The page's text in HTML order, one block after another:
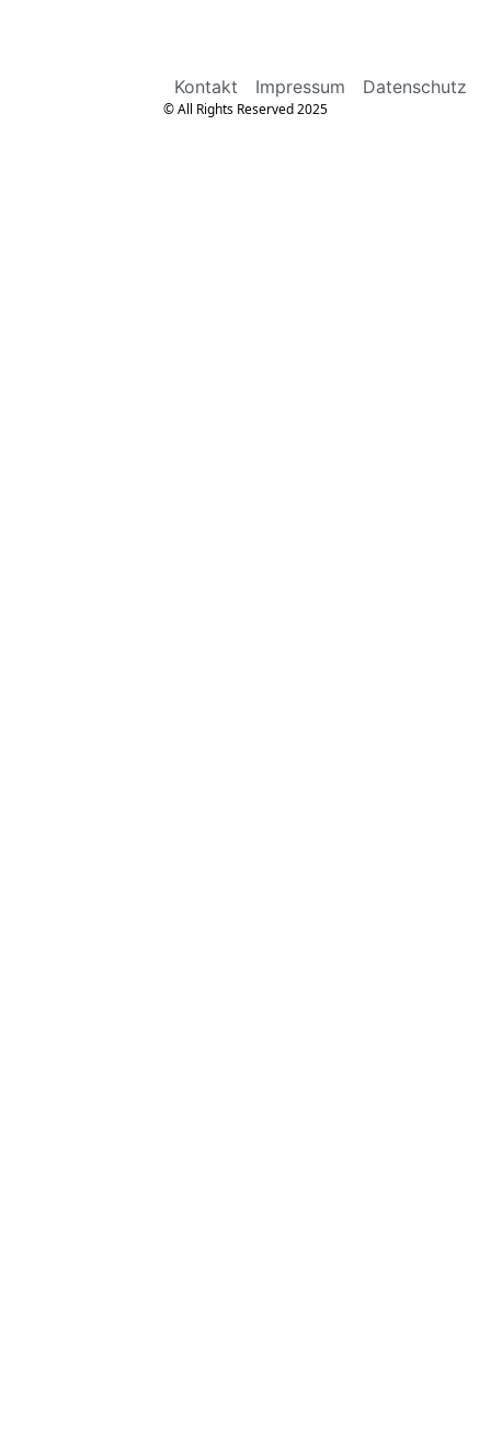
Kontakt Impressum Datenschutz
© All Rights Reserved 2025